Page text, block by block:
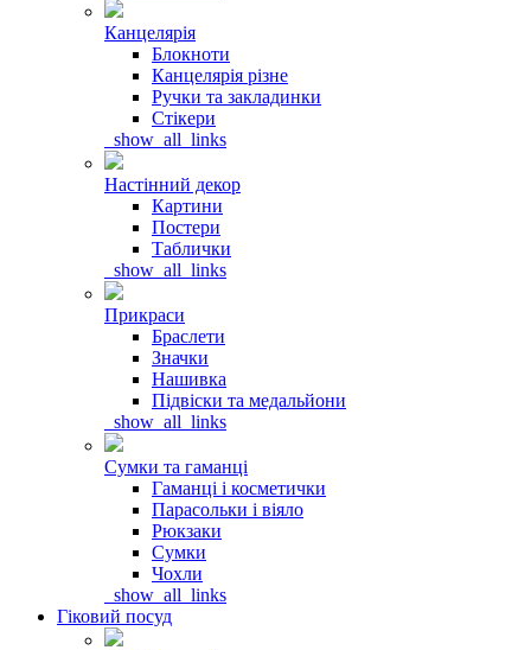
Канцелярія
Блокноти
Канцелярія різне
Ручки та закладинки
Стікери
_show_all_links
Настінний декор
Картини
Постери
Таблички
_show_all_links
Прикраси
Браслети
Значки
Нашивка
Підвіски та медальйони
_show_all_links
Сумки та гаманці
Гаманці і косметички
Парасольки і віяло
Рюкзаки
Сумки
Чохли
_show_all_links
Гіковий посуд